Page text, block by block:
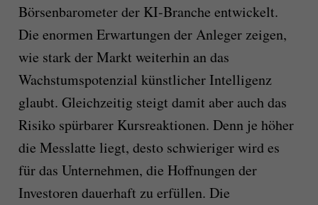
Börsenbarometer der KI-Branche entwickelt.
Die enormen Erwartungen der Anleger zeigen,
wie stark der Markt weiterhin an das
Wachstumspotenzial künstlicher Intelligenz
glaubt. Gleichzeitig steigt damit aber auch das
Risiko spürbarer Kursreaktionen. Denn je höher
die Messlatte liegt, desto schwieriger wird es
für das Unternehmen, die Hoffnungen der
Investoren dauerhaft zu erfüllen. Die